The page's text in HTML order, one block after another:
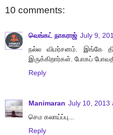
10 comments:
வெங்கட் நாகராஜ் July 9,
நல்ல விமர்சனம். இங்கே
இருக்கிறார்கள். போகப்
Reply
Manimaran July 10, 2013
செம கலாய்ப்பு...
Reply